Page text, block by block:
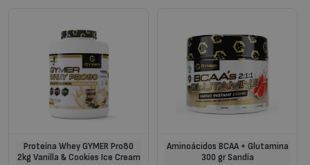
Proteína Whey GYMER Pro80
2kg Vanilla & Cookies Ice Cream
Aminoácidos BCAA + Glutamina
300 gr Sandía